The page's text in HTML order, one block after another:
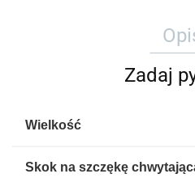
Zadaj
Wielkość
Skok na szczękę